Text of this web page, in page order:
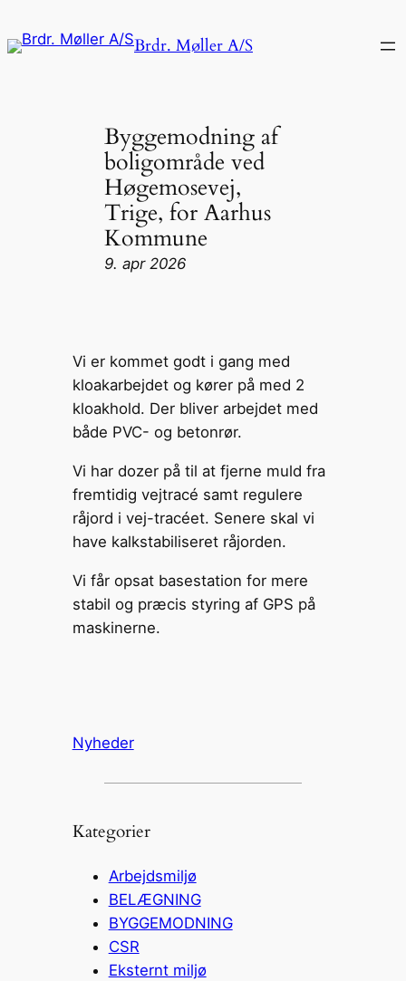
Brdr. Møller A/S
Byggemodning af
boligområde ved
Høgemosevej,
Trige, for Aarhus
Kommune
9. apr 2026
Vi er kommet godt i gang med
kloakarbejdet og kører på med 2
kloakhold. Der bliver arbejdet med
både PVC- og betonrør.
Vi har dozer på til at fjerne muld fra
fremtidig vejtracé samt regulere
råjord i vej-tracéet. Senere skal vi
have kalkstabiliseret råjorden.
Vi får opsat basestation for mere
stabil og præcis styring af GPS på
maskinerne.
Nyheder
Kategorier
Arbejdsmiljø
BELÆGNING
BYGGEMODNING
CSR
Eksternt miljø